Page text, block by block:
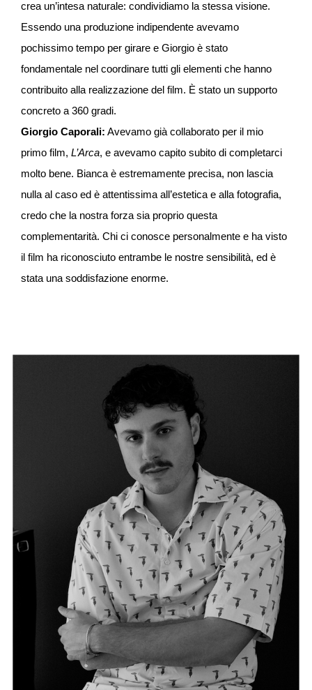
crea un’intesa naturale: condividiamo la stessa visione.
Essendo una produzione indipendente avevamo
pochissimo tempo per girare e Giorgio è stato
fondamentale nel coordinare tutti gli elementi che hanno
contribuito alla realizzazione del film. È stato un supporto
concreto a 360 gradi.
Giorgio Caporali: Avevamo già collaborato per il mio
primo film, L’Arca, e avevamo capito subito di completarci
molto bene. Bianca è estremamente precisa, non lascia
nulla al caso ed è attentissima all’estetica e alla fotografia,
credo che la nostra forza sia proprio questa
complementarità. Chi ci conosce personalmente e ha visto
il film ha riconosciuto entrambe le nostre sensibilità, ed è
stata una soddisfazione enorme.